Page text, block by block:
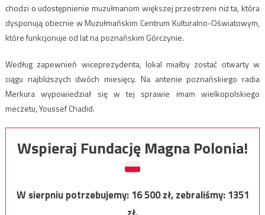
chodzi o udostępnienie muzułmanom większej przestrzeni niż ta, która
dysponują obecnie w Muzułmańskim Centrum Kulturalno-Oświatowym,
które funkcjonuje od lat na poznańskim Górczynie.
Według zapewnień wiceprezydenta, lokal miałby zostać otwarty w
ciągu najbliższych dwóch miesięcy. Na antenie poznańskiego radia
Merkura wypowiedział się w tej sprawie imam wielkopolskiego
meczetu, Youssef Chadid.
Wspieraj Fundację Magna Polonia!
W sierpniu potrzebujemy:16 500zł, zebraliśmy:1351